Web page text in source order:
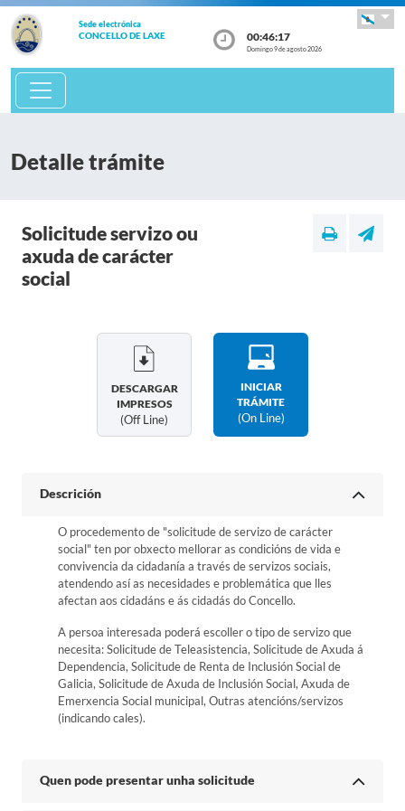
Sede electrónica
CONCELLO DE LAXE 00:46:17
Domingo 9 de agosto 2026
Detalle trámite
Solicitude servizo ou
axuda de carácter
social
DESCARGAR
IMPRESOS
(off Line)
INICIAR
TRÁMITE
(on Line)
Descrición
O procedemento de "solicitude de servizo de carácter
social" ten por obxecto mellorar as condicións de vida e
convivencia da cidadanía a través de servizos sociais,
atendendo así as necesidades e problemática que lles
afectan aos cidadáns e ás cidadás do Concello.
A persoa interesada poderá escoller o tipo de servizo que
necesita: Solicitude de Teleasistencia, Solicitude de Axuda á
Dependencia, Solicitude de Renta de Inclusión Social de
Galicia, Solicitude de Axuda de Inclusión Social, Axuda de
Emerxencia Social municipal, Outras atencións/servizos
(indicando cales).
Quen pode presentar unha solicitude